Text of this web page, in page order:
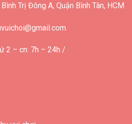
Trị Đông A, Quận Bình Tân, HCM
2 – cn: 7h – 24h /